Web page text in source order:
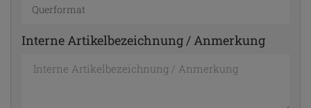
Querformat
Interne Artikelbezeichnung / Anmerkung